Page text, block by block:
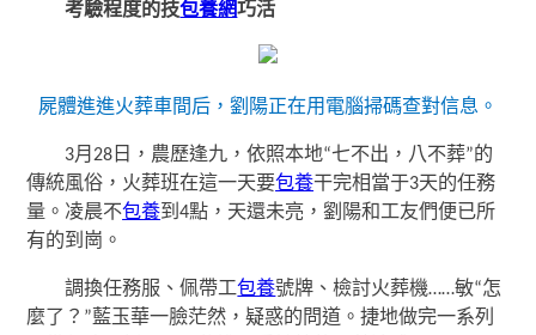
考驗程度的技包養網巧活
屍體進進火葬車間后，劉陽正在用電腦掃碼查對信息。
3月28日，農歷逢九，依照本地“七不出，八不葬”的
傳統風俗，火葬班在這一天要包養干完相當于3天的任務
量。凌晨不包養到4點，天還未亮，劉陽和工友們便已所
有的到崗。
調換任務服、佩帶工包養號牌、檢討火葬機……敏“怎
麼了？”藍玉華一臉茫然，疑惑的問道。捷地做完一系列